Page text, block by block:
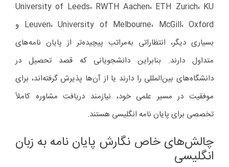
University of Leeds، RWTH Aachen، ETH Zurich، KU
Leuven، University of Melbourne، McGill، Oxford و
بسیاری دیگر، انتظاراتی به‌مراتب پیچیده‌تر از پایان نامه‌های
متداول دارند. بنابراین دانشجویانی که قصد تحصیل در
دانشگاه‌های بین‌المللی را دارند یا از آن‌ها پذیرش گرفته‌اند، برای
موفقیت در مسیر علمی خود، نیازمند دریافت مشاوره کاملاً
تخصصی برای پایان نامه انگلیسی هستند.
چالش‌های خاص نگارش پایان نامه به زبان
انگلیسی